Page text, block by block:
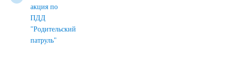
акция по
ПДД
"Родительский
патруль"